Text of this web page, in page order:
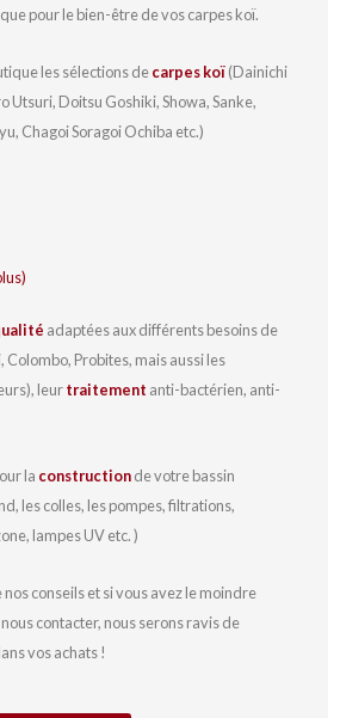
pour le bien-être de vos carpes koï.
les sélections decarpes koï(Dainichi
Utsuri, Doitsu Goshiki, Showa, Sanke,
Chagoi Soragoi Ochiba etc.)
adaptées aux différents besoins de
Probites, mais aussi les
leurtraitement anti-bactérien, anti-
la constructionde votre bassin
les colles, les pompes, filtrations,
lampes UV etc. )
conseils et si vous avez le moindre
contacter, nous serons ravis de
vos achats !